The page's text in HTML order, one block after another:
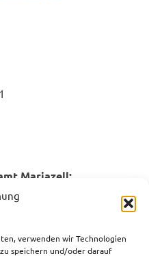
verwenden wir Technologien
speichern und/oder darauf
Mariazell:
12:00 Uhr
12:00 bis 16:00 Uhr